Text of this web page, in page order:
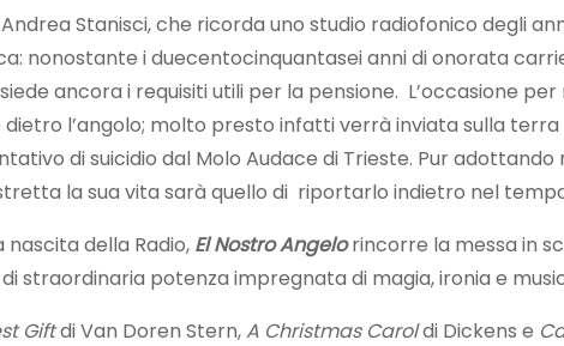
Stanisci, che ricorda uno studio radiofonico degli
nonostante i duecentocinquantasei anni di onorata
ancora i requisiti utili per la pensione. L’occasione
l’angolo; molto presto infatti verrà inviata sulla
di suicidio dal Molo Audace di Trieste. Pur
la sua vita sarà quello di riportarlo indietro nel
nascita della Radio, El Nostro Angelorincorre la messa in
straordinaria potenza impregnata di magia, ironia e
Giftdi Van Doren Stern,A ChristmasCaroldi Dickens e